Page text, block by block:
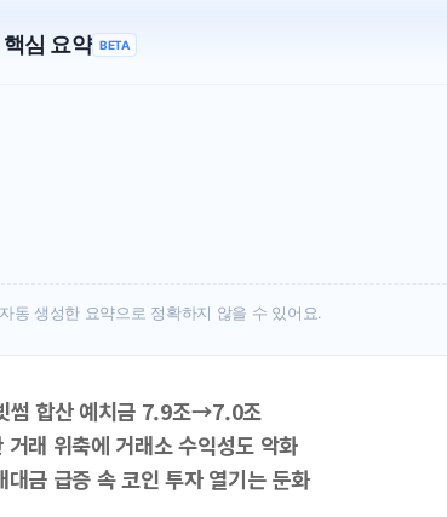
심 요약 BETA
동 생성한 요약으로 정확하지 않을 수 있어요.
썸 합산 예치금 7.9조→7.0조
거래 위축에 거래소 수익성도 악화
대금 급증 속 코인 투자 열기는 둔화